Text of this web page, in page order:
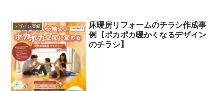
デザイン実績
床暖房リフォームのチラシ作成事
例【ポカポカ暖かくなるデザイン
のチラシ】